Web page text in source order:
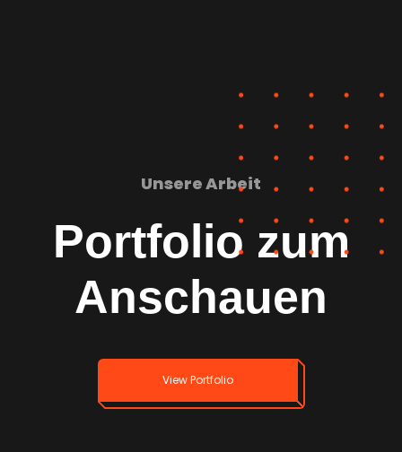
Unsere Arbeit
Portfolio zum
Anschauen
View Portfolio